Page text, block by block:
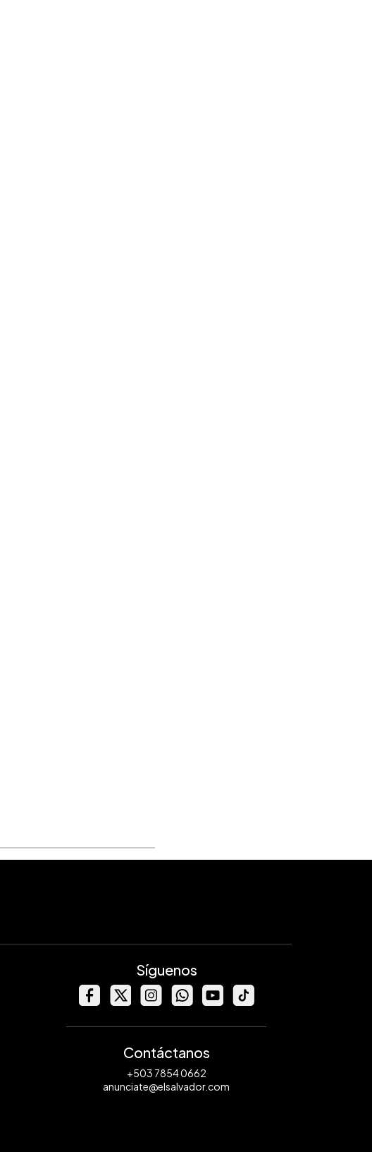
Síguenos
Contáctanos
+503 7854 0662
anunciate@elsalvador.com